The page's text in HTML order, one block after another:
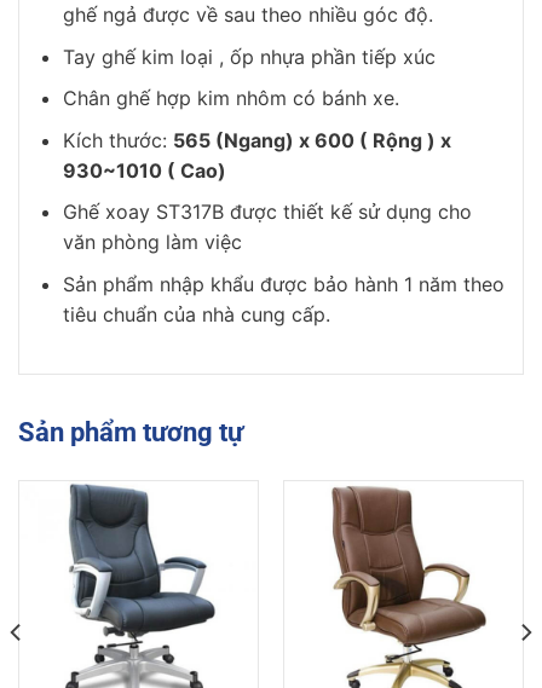
ghế ngả được về sau theo nhiều góc độ.
Tay ghế kim loại , ốp nhựa phần tiếp xúc
Chân ghế hợp kim nhôm có bánh xe.
Kích thước: 565 (Ngang) x 600 ( Rộng ) x
930~1010 ( Cao)
Ghế xoay ST317B được thiết kế sử dụng cho
văn phòng làm việc
Sản phẩm nhập khẩu được bảo hành 1 năm theo
tiêu chuẩn của nhà cung cấp.
Sản phẩm tương tự